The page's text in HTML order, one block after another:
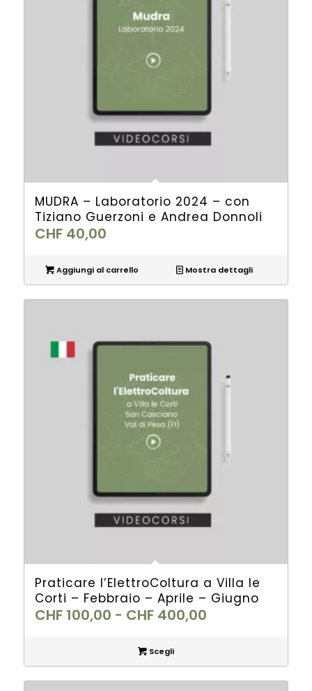
MUDRA – Laboratorio 2024 – con
Tiziano Guerzoni e Andrea Donnoli
CHF40,00
Aggiungi al carrello Mostra dettagli
Praticare l’ElettroColtura a Villa le
Corti – Febbraio – Aprile – Giugno
CHF100,00 - CHF400,00Fascia
da
CHF 100,00
Scegli